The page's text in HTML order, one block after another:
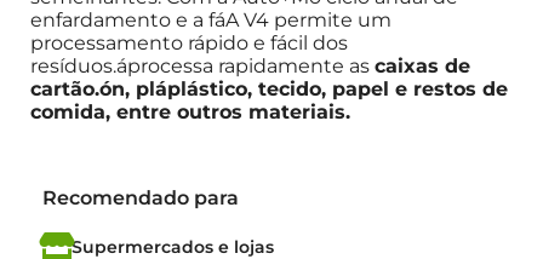
enfardamento e a fáA V4 permite um
processamento rápido e fácil dos
resíduos.áprocessa rapidamente as caixas de
cartão.ón, pláplástico, tecido, papel e restos de
comida, entre outros materiais.
Recomendado para
Supermercados e lojas